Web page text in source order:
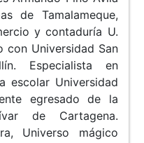
de Tamalameque,
y contaduría U.
con Universidad San
Especialista en
escolar Universidad
egresado de la
de Cartagena.
Universo mágico